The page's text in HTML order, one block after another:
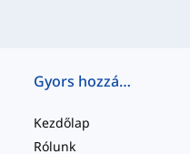
Gyors hozzáférés
Kezdőlap
Rólunk